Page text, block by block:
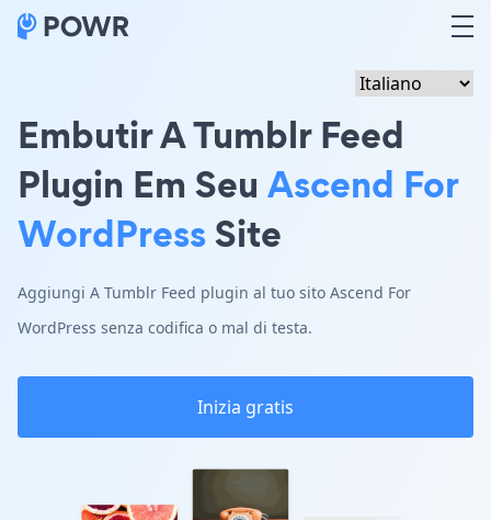
Embutir A Tumblr Feed
Plugin Em Seu Ascend For
WordPressSite
Aggiungi A Tumblr Feed plugin al tuo sito Ascend For
WordPress senza codifica o mal di testa.
Inizia gratis